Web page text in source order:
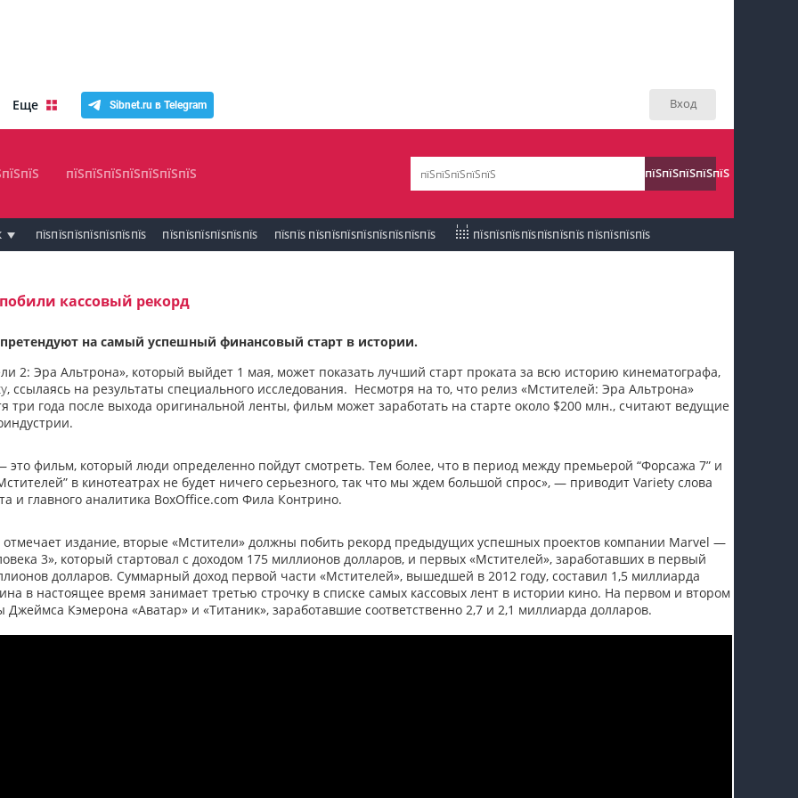
Еще Sibnet.ru в Telegram Вход
пїЅпїЅпїЅпїЅпїЅпїЅпїЅ пїЅпїЅпїЅпїЅпїЅ
пїЅпїЅпїЅ пїЅпїЅпїЅпїЅпїЅпїЅпїЅ
пїЅпїЅпїЅ пїЅпїЅпїЅпїЅпїЅпїЅпїЅ
пїЅпїЅпїЅпїЅпїЅпїЅпїЅпїЅпїЅпїЅпїЅ
пїЅпїЅпїЅпїЅпїЅ
ПЇЅПЇЅПЇЅПЇЅПЇЅПЇЅПЇЅ ПЇЅПЇЅПЇЅПЇЅПЇЅПЇЅ ПЇЅПЇЅ ПЇЅПЇЅПЇЅПЇЅПЇЅПЇЅПЇЅПЇЅ ПЇЅПЇЅПЇЅПЇЅПЇЅПЇЅПЇЅ ПЇЅПЇЅПЇЅПЇЅ
кассовый рекорд
на самый успешный финансовый старт в истории.
2: Эра Альтрона», который выйдет 1 мая, может показать лучший старт проката за всю историю кинематографа,
, ссылаясь на результаты специального исследования. Несмотря на то, что релиз «Мстителей: Эра Альтрона»
три года после выхода оригинальной ленты, фильм может заработать на старте около $200 млн., считают ведущие
это фильм, который люди определенно пойдут смотреть. Тем более, что в период между премьерой “Форсажа 7” и
в кинотеатрах не будет ничего серьезного, так что мы ждем большой спрос», — приводит Variety слова
и главного аналитика BoxOffice.com Фила Контрино.
отмечает издание, вторые «Мстители» должны побить рекорд предыдущих успешных проектов компании Marvel —
3», который стартовал с доходом 175 миллионов долларов, и первых «Мстителей», заработавших в первый
долларов. Суммарный доход первой части «Мстителей», вышедшей в 2012 году, составил 1,5 миллиарда
в настоящее время занимает третью строчку в списке самых кассовых лент в истории кино. На первом и втором
Кэмерона «Аватар» и «Титаник», заработавшие соответственно 2,7 и 2,1 миллиарда долларов.